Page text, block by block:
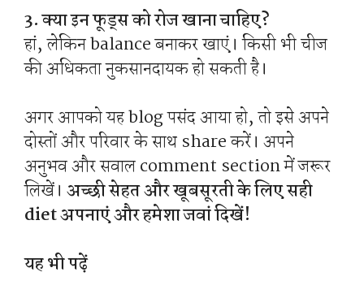
3. क्या इन फूड्स को रोज खाना चाहिए?
हां, लेकिन balance बनाकर खाएं। किसी भी चीज
की अधिकता नुकसानदायक हो सकती है।
अगर आपको यह blog पसंद आया हो, तो इसे अपने
दोस्तों और परिवार के साथ share करें। अपने
अनुभव और सवाल comment section में जरूर
लिखें। अच्छी सेहत और खूबसूरती के लिए सही
diet अपनाएं और हमेशा जवां दिखें!
यह भी पढ़ें